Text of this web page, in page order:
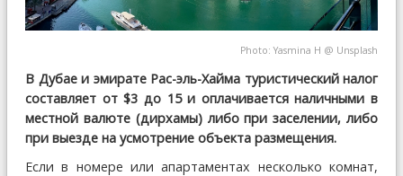
Photo: Yasmina H @ Unsplash
В Дубае и эмирате Рас-эль-Хайма туристический налог
составляет от $3 до 15 и оплачивается наличными в
местной валюте (дирхамы) либо при заселении, либо
при выезде на усмотрение объекта размещения.
Если в номере или апартаментах несколько комнат,